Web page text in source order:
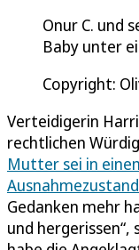
Onur C. und
Baby unter
Copyright:
Verteidigerin
rechtlichen
Mutter sei in
Gedanken mehr
und hergerissen“,